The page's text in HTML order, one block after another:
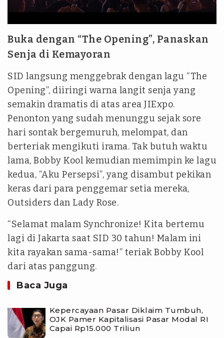
Buka dengan “The Opening”, Panaskan
Senja di Kemayoran
SID langsung menggebrak dengan lagu “The
Opening”, diiringi warna langit senja yang
semakin dramatis di atas area JIExpo.
Penonton yang sudah menunggu sejak sore
hari sontak bergemuruh, melompat, dan
berteriak mengikuti irama. Tak butuh waktu
lama, Bobby Kool kemudian memimpin ke lagu
kedua, “Aku Persepsi”, yang disambut pekikan
keras dari para penggemar setia mereka,
Outsiders dan Lady Rose.
“Selamat malam Synchronize! Kita bertemu
lagi di Jakarta saat SID 30 tahun! Malam ini
kita rayakan sama-sama!” teriak Bobby Kool
dari atas panggung.
Baca Juga
Kepercayaan Pasar Diklaim Tumbuh,
OJK Pamer Kapitalisasi Pasar Modal RI
Capai Rp15.000 Triliun